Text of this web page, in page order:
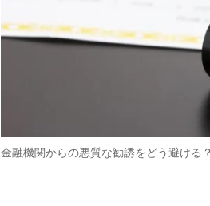
金融機関からの悪質な勧誘をどう避ける